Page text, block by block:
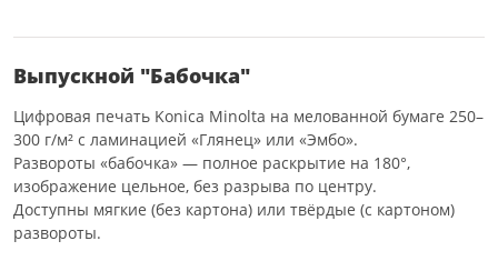
Выпускной "Бабочка"
Цифровая печать Konica Minolta на мелованной бумаге 250–
300 г/м² с ламинацией «Глянец» или «Эмбо».
Развороты «бабочка» — полное раскрытие на 180°,
изображение цельное, без разрыва по центру.
Доступны мягкие (без картона) или твёрдые (с картоном)
развороты.